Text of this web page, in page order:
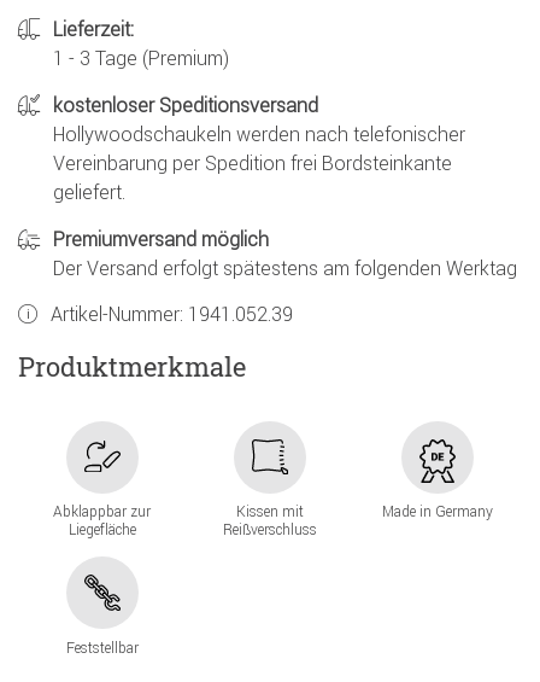
Lieferzeit:
1 - 3 Tage (Premium)
kostenloser Speditionsversand
Hollywoodschaukeln werden nach telefonischer
Vereinbarung per Spedition frei Bordsteinkante
geliefert.
Premiumversand möglich
Der Versand erfolgt spätestens am folgenden Werktag
Artikel-Nummer: 1941.052.39
Produktmerkmale
Abklappbar zur
Liegefläche
Kissen mit
Reißverschluss
Made in Germany
Feststellbar